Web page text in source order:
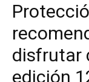
disfrutar
edición